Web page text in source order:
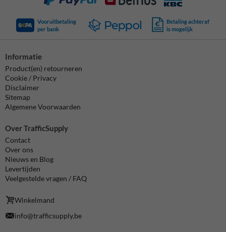
Vooruitbetaling
per bank
Betaling achteraf
is mogelijk
Informatie
Product(en) retourneren
Cookie / Privacy
Disclaimer
Sitemap
Algemene Voorwaarden
Over TrafficSupply
Contact
Over ons
Nieuws en Blog
Levertijden
Veelgestelde vragen / FAQ
Winkelmand
info@trafficsupply.be